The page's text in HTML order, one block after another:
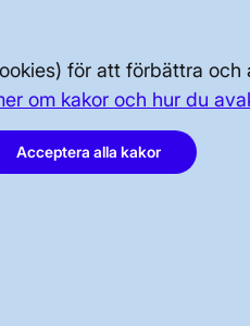
för att förbättra
om kakor och hur du
Acceptera alla kakor